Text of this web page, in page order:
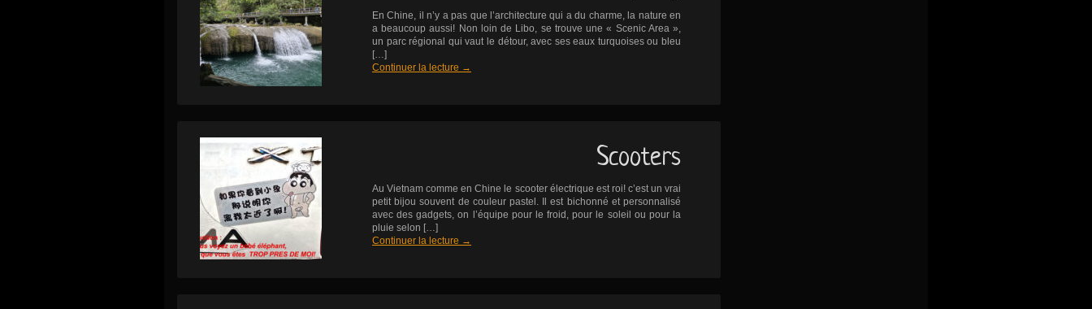
En Chine, il n’y a pas que l’architecture qui a du charme, la nature en
a beaucoup aussi! Non loin de Libo, se trouve une « Scenic Area »,
un parc régional qui vaut le détour, avec ses eaux turquoises ou bleu
[…]
Continuer la lecture →
Scooters
Au Vietnam comme en Chine le scooter électrique est roi! c’est un vrai
petit bijou souvent de couleur pastel. Il est bichonné et personnalisé
avec des gadgets, on l’équipe pour le froid, pour le soleil ou pour la
pluie selon […]
Continuer la lecture →